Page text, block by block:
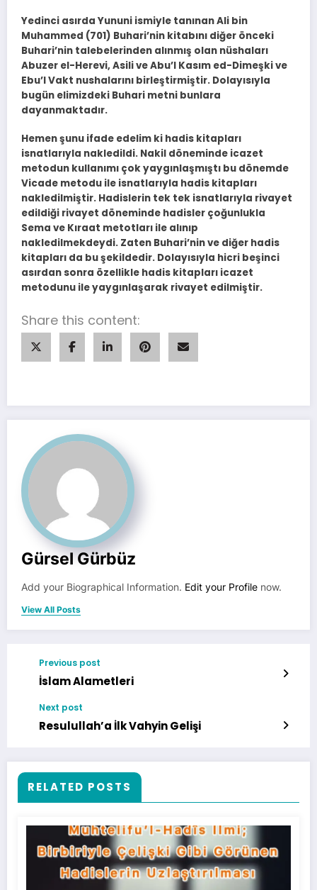
Yedinci asırda Yununi ismiyle tanınan Ali bin
Muhammed (701) Buhari’nin kitabını diğer önceki
Buhari’nin talebelerinden alınmış olan nüshaları
Abuzer el-Herevi, Asili ve Abu’l Kasım ed-Dimeşki ve
Ebu’l Vakt nushalarını birleştirmiştir. Dolayısıyla
bugün elimizdeki Buhari metni bunlara
dayanmaktadır.
Hemen şunu ifade edelim ki hadis kitapları
isnatlarıyla nakledildi. Nakil döneminde icazet
metodun kullanımı çok yaygınlaşmıştı bu dönemde
Vicade metodu ile isnatlarıyla hadis kitapları
nakledilmiştir. Hadislerin tek tek isnatlarıyla rivayet
edildiği rivayet döneminde hadisler çoğunlukla
Sema ve Kıraat metotları ile alınıp
nakledilmekdeydi. Zaten Buhari’nin ve diğer hadis
kitapları da bu şekildedir. Dolayısıyla hicri beşinci
asırdan sonra özellikle hadis kitapları icazet
metodunu ile yaygınlaşarak rivayet edilmiştir.
Share this content:
Gürsel Gürbüz
Add your Biographical Information. Edit your Profile now.
View All Posts
Previous post
İslam Alametleri
Next post
Resulullah’a İlk Vahyin Gelişi
RELATED POSTS